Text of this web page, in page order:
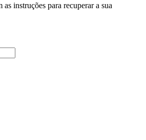
instruções para recuperar a sua